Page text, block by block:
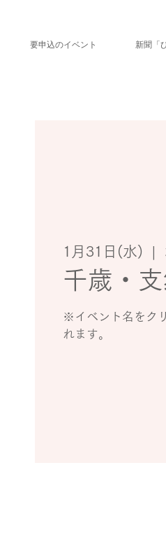
要申込のイベント 新聞「
1月31日(水)
  |
千歳・
※イベント名をク
れます。